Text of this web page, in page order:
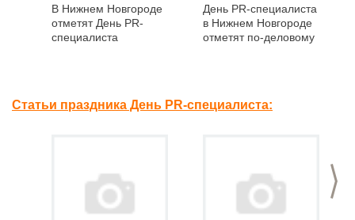
В Нижнем Новгороде
отметят День PR-
специалиста
День PR-специалиста
в Нижнем Новгороде
отметят по-деловому
Статьи праздника День PR-специалиста:
>